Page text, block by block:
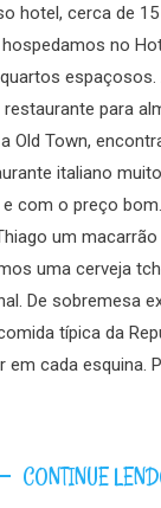
hotel, cerca de
no
espaçosos.
para
Old Town,
italiano
com o preço
um macarrão
uma cerveja
De sobremesa
típica da
em cada esquina.
CONTINUE